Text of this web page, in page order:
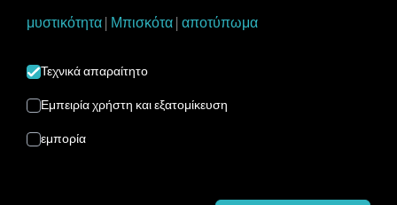
Χρησιμοποιείτε ήδη τηνυπηρεσία VDO
Automotive GmbH
αυτήν την υπηρεσία μεδεδομένα από
χρειάζεστε είναι πρόσβαση στην
μυστικότητα | Μπισκότα | αποτύπωμα
Τεχνικά απαραίτητο
Εμπειρία χρήστη και εξατομίκευση
εμπορία